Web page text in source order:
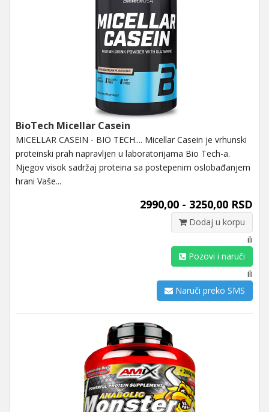
BioTech Micellar Casein
MICELLAR CASEIN - BIO TECH.... Micellar Casein je vrhunski
proteinski prah napravljen u laboratorijama Bio Tech-a.
Njegov visok sadržaj proteina sa postepenim oslobađanjem
hrani Vaše...
2990,00 - 3250,00 RSD
Dodaj u korpu
ili
Pozovi i naruči
ili
Naruči preko SMS